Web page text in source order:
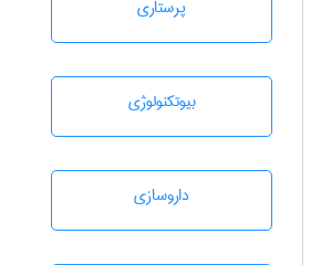
پرستاری
بيوتكنولوژی
داروسازی